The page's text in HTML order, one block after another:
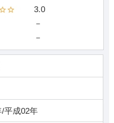
3.0
－
－
/平成02年